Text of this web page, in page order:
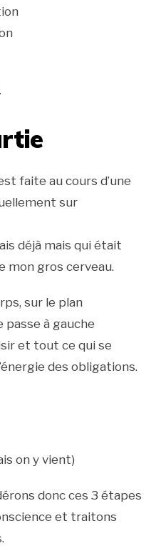
faite au cours d’une
sur
déjà mais qui était
mon gros cerveau.
sur le plan
à gauche
et tout ce qui se
des obligations.
on y vient)
donc ces 3 étapes
et traitons